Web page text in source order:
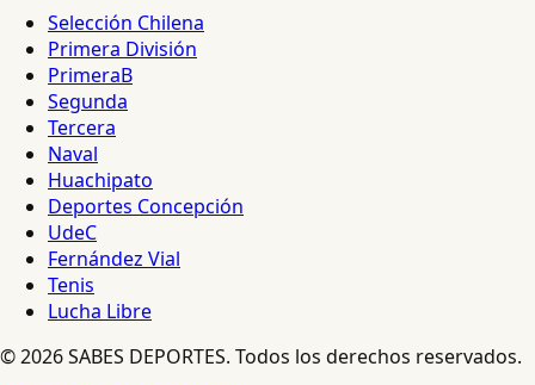
Selección Chilena
Primera División
PrimeraB
Segunda
Tercera
Naval
Huachipato
Deportes Concepción
UdeC
Fernández Vial
Tenis
Lucha Libre
© 2026 SABES DEPORTES. Todos los derechos reservados.